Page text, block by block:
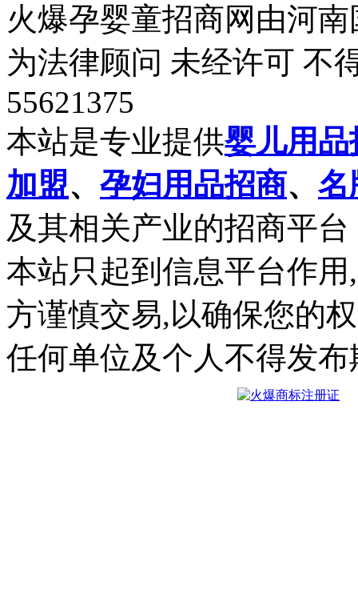
火爆孕婴童招商网由河
为法律顾问 未经许可 不
55621375
本站是专业提供婴儿用品
加盟、 孕妇用品招商、 名
及其相关产业的招商平台
本站只起到信息平台作
方谨慎交易,以确保您的
任何单位及个人不得发